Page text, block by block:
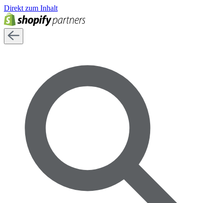
Direkt zum Inhalt